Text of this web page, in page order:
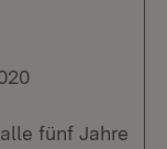
fünf Jahre